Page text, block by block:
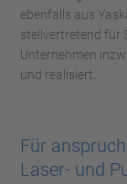
ebenfalls aus
stellvertretend für
Unternehmen
und realisiert.
Für
Laser- und